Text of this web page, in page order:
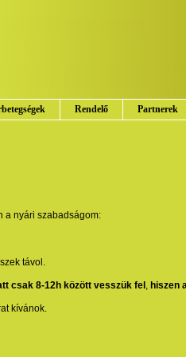
Rendelő Partnerek
a nyári szabadságom:
távol.
csak 8-12h között vesszük fel , hiszen
kívánok.